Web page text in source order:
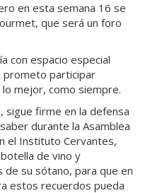
en esta semana 16 se
que será un foro
con espacio especial
prometo participar
mejor, como siempre.
firme en la defensa
durante la Asamblea
el Instituto Cervantes,
de vino y
su sótano, para que en
estos recuerdos pueda